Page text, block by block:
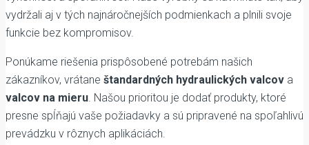
vydržali aj v tých najnáročnejších podmienkach a plnili svoje
funkcie bez kompromisov.
Ponúkame riešenia prispôsobené potrebám našich
zákazníkov, vrátane štandardných hydraulických valcov a
valcov na mieru . Našou prioritou je dodať produkty, ktoré
presne spĺňajú vaše požiadavky a sú pripravené na spoľahlivú
prevádzku v rôznych aplikáciách.